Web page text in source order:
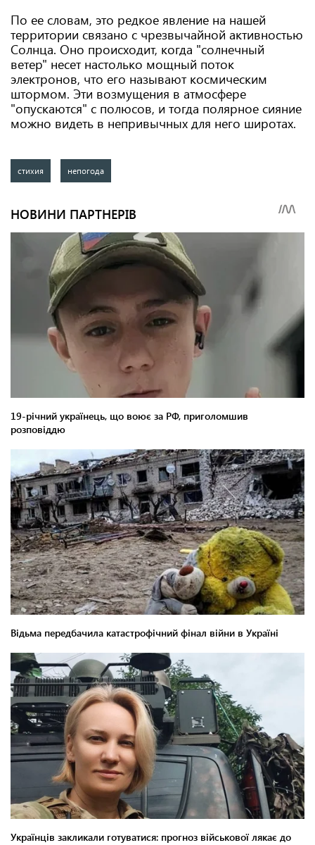
По ее словам, это редкое явление на нашей
территории связано с чрезвычайной активностью
Солнца. Оно происходит, когда "солнечный
ветер" несет настолько мощный поток
электронов, что его называют космическим
штормом. Эти возмущения в атмосфере
"опускаются" с полюсов, и тогда полярное сияние
можно видеть в непривычных для него широтах.
стихия непогода